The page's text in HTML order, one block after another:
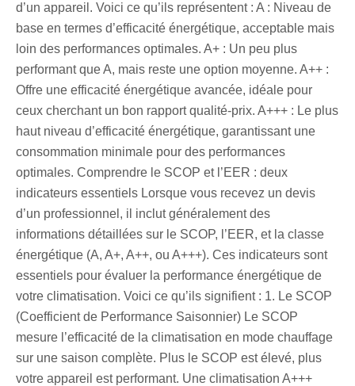
d’un appareil. Voici ce qu’ils représentent : A : Niveau de
base en termes d’efficacité énergétique, acceptable mais
loin des performances optimales. A+ : Un peu plus
performant que A, mais reste une option moyenne. A++ :
Offre une efficacité énergétique avancée, idéale pour
ceux cherchant un bon rapport qualité-prix. A+++ : Le plus
haut niveau d’efficacité énergétique, garantissant une
consommation minimale pour des performances
optimales. Comprendre le SCOP et l’EER : deux
indicateurs essentiels Lorsque vous recevez un devis
d’un professionnel, il inclut généralement des
informations détaillées sur le SCOP, l’EER, et la classe
énergétique (A, A+, A++, ou A+++). Ces indicateurs sont
essentiels pour évaluer la performance énergétique de
votre climatisation. Voici ce qu’ils signifient : 1. Le SCOP
(Coefficient de Performance Saisonnier) Le SCOP
mesure l’efficacité de la climatisation en mode chauffage
sur une saison complète. Plus le SCOP est élevé, plus
votre appareil est performant. Une climatisation A+++